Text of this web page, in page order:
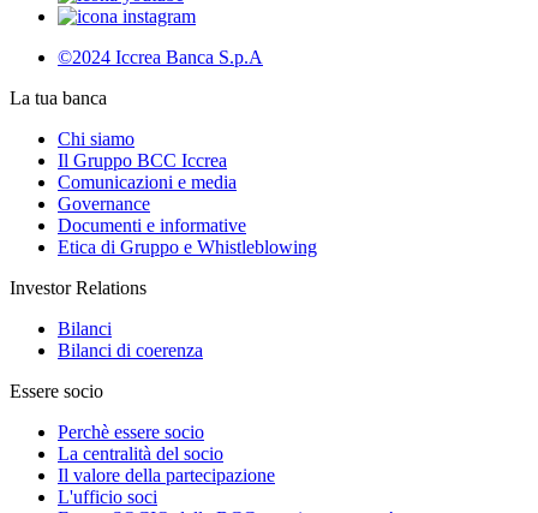
©2024 Iccrea Banca S.p.A
La tua banca
Chi siamo
Il Gruppo BCC Iccrea
Comunicazioni e media
Governance
Documenti e informative
Etica di Gruppo e Whistleblowing
Investor Relations
Bilanci
Bilanci di coerenza
Essere socio
Perchè essere socio
La centralità del socio
Il valore della partecipazione
L'ufficio soci